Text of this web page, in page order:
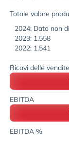
Totale valore
2024: Dato non
2023: 1.558
2022: 1.541
Ricavi delle vendite
EBITDA
EBITDA %